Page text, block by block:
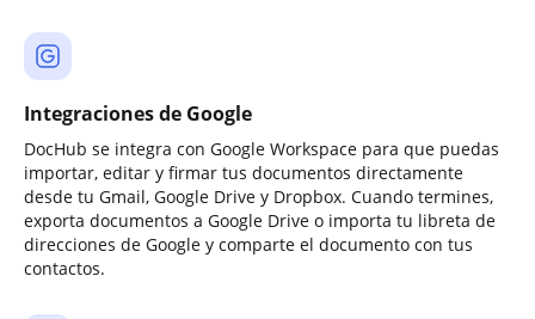
Integraciones de Google
DocHub se integra con Google Workspace para que puedas
importar, editar y firmar tus documentos directamente
desde tu Gmail, Google Drive y Dropbox. Cuando termines,
exporta documentos a Google Drive o importa tu libreta de
direcciones de Google y comparte el documento con tus
contactos.